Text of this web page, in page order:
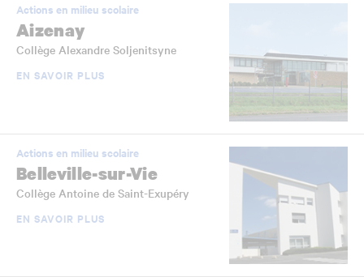
Actions en milieu scolaire
Aizenay
Collège Alexandre Soljenitsyne
EN SAVOIR PLUS
Actions en milieu scolaire
Belleville-sur-Vie
Collège Antoine de Saint-Exupéry
EN SAVOIR PLUS